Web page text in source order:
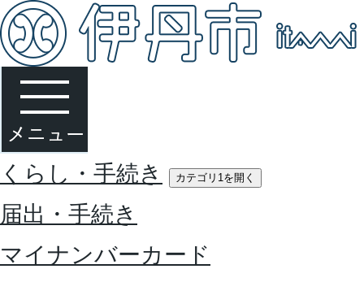
くらし・手続き カテゴリ1を開く
届出・手続き
マイナンバーカード